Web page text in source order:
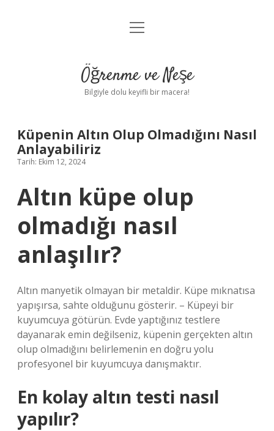
Anasayfa
Yasal Uyarı
menüyü
Öğrenme ve Neşe
Bilgiyle dolu keyifli bir macera!
Küpenin Altın Olup Olmadığını Nasıl
Anlayabiliriz
Tarih: Ekim 12, 2024
Altın küpe olup
olmadığı nasıl
anlaşılır?
Altın manyetik olmayan bir metaldir. Küpe mıknatısa
yapışırsa, sahte olduğunu gösterir. – Küpeyi bir
kuyumcuya götürün. Evde yaptığınız testlere
dayanarak emin değilseniz, küpenin gerçekten altın
olup olmadığını belirlemenin en doğru yolu
profesyonel bir kuyumcuya danışmaktır.
En kolay altın testi nasıl
yapılır?